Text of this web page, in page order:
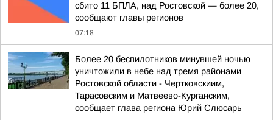
сбито 11 БПЛА, над Ростовской — более 20,
сообщают главы регионов
07:18
Более 20 беспилотников минувшей ночью
уничтожили в небе над тремя районами
Ростовской области - Чертковскиим,
Тарасовским и Матвеево-Курганским,
сообщает глава региона Юрий Слюсарь